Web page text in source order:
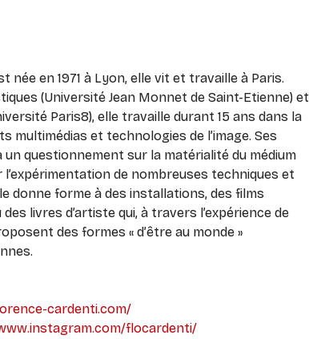
née en 1971 à Lyon, elle vit et travaille à Paris.
(Université Jean Monnet de Saint-Etienne) et
Paris8), elle travaille durant 15 ans dans la
multimédias et technologies de l’image. Ses
questionnement sur la matérialité du médium
de nombreuses techniques et
donne forme à des installations, des films
livres d’artiste qui, à travers l’expérience de
des formes « d’être au monde »
cardenti.com/
flocardenti/